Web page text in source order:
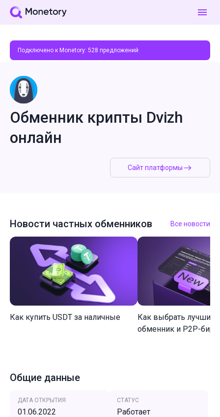
Подключено к Monetory: 528 предложений
Сайт платформы
Обменник крипты Dvizh
онлайн
Новости частных обменников Все новости
Как купить USDT за наличные
Как выбрать лучший
обменник и P2P-
Общие данные
ДАТА ОТКРЫТИЯ
01.06.2022
СТАТУС
Работает